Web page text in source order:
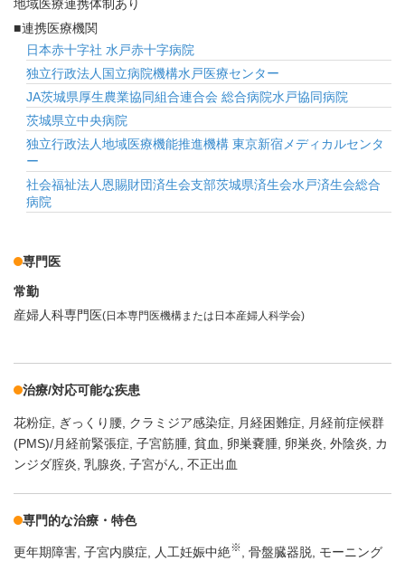
地域医療連携体制あり
連携医療機関
日本赤十字社 水戸赤十字病院
独立行政法人国立病院機構水戸医療センター
JA茨城県厚生農業協同組合連合会 総合病院水戸協同病院
茨城県立中央病院
独立行政法人地域医療機能推進機構 東京新宿メディカルセンタ
ー
社会福祉法人恩賜財団済生会支部茨城県済生会水戸済生会総合
病院
専門医
常勤
産婦人科専門医(日本専門医機構または日本産婦人科学会)
治療/対応可能な疾患
花粉症 ぎっくり腰 クラミジア感染症 月経困難症
月経前症候群
(PMS)/月経前緊張症 子宮筋腫 貧血 卵巣嚢腫 卵巣炎 外陰炎
カ
ンジダ腟炎 乳腺炎 子宮がん 不正出血
専門的な治療・特色
更年期障害 子宮内膜症 人工妊娠中絶※ 骨盤臓器脱 モーニング